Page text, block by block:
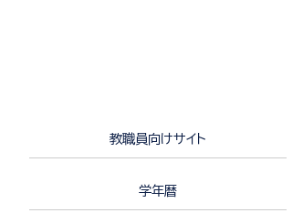
教職員向けサイト
学年暦